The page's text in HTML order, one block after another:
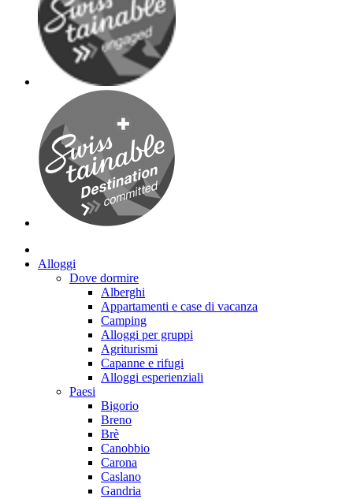
Alloggi
Dove dormire
Alberghi
Appartamenti e case di vacanza
Camping
Alloggi per gruppi
Agriturismi
Capanne e rifugi
Alloggi esperienziali
Paesi
Bigorio
Breno
Brè
Canobbio
Carona
Caslano
Gandria